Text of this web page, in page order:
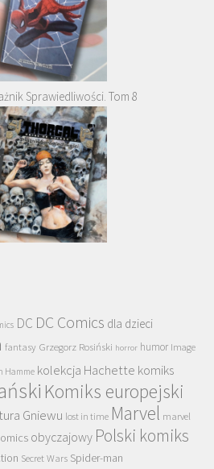
Sprawiedliwości. Tom 8
DC DC Comics dla dzieci
fantasy Grzegorz Rosiński horror humor Image
Hamme kolekcja Hachette komiks
Komiks europejski
Gniewu lost in time Marvel marvel
obyczajowy Polski komiks
Secret Wars Spider-man